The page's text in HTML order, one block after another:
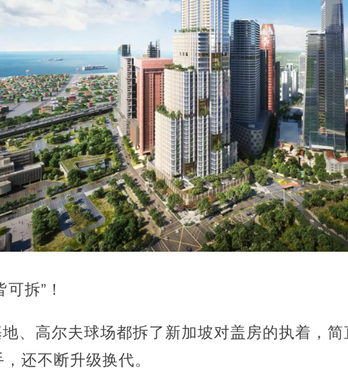
拆”！
地、高尔夫球场都拆了新加坡对盖房的执着，
还不断升级换代。